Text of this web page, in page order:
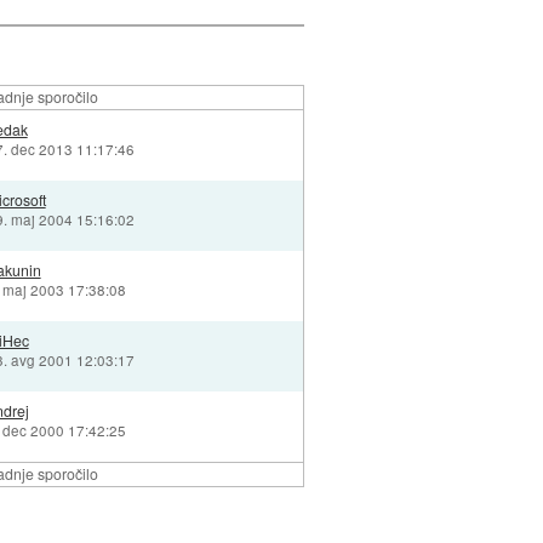
sporočilo
sporočilo
dec 2013 11:17:46
maj 2004 15:16:02
2003 17:38:08
avg 2001 12:03:17
2000 17:42:25